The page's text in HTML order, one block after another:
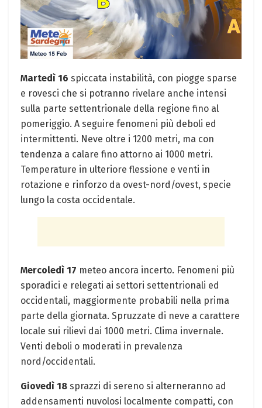
Martedì 16 spiccata instabilità, con piogge sparse
e rovesci che si potranno rivelare anche intensi
sulla parte settentrionale della regione fino al
pomeriggio. A seguire fenomeni più deboli ed
intermittenti. Neve oltre i 1200 metri, ma con
tendenza a calare fino attorno ai 1000 metri.
Temperature in ulteriore flessione e venti in
rotazione e rinforzo da ovest-nord/ovest, specie
lungo la costa occidentale.
Mercoledì 17 meteo ancora incerto. Fenomeni più
sporadici e relegati ai settori settentrionali ed
occidentali, maggiormente probabili nella prima
parte della giornata. Spruzzate di neve a carattere
locale sui rilievi dai 1000 metri. Clima invernale.
Venti deboli o moderati in prevalenza
nord/occidentali.
Giovedì 18 sprazzi di sereno si alterneranno ad
addensamenti nuvolosi localmente compatti, con